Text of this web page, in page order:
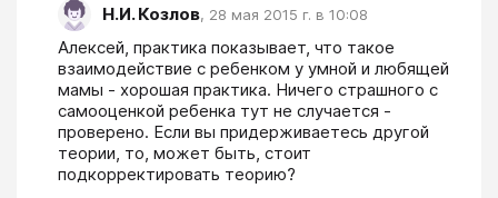
Н.И. Козлов, 28 мая 2015 г. в 10:08
Алексей, практика показывает, что такое
взаимодействие с ребенком у умной и любящей
мамы - хорошая практика. Ничего страшного с
самооценкой ребенка тут не случается -
проверено. Если вы придерживаетесь другой
теории, то, может быть, стоит
подкорректировать теорию?